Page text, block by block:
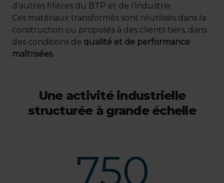
d'autres filières du BTP et de l’industrie.
Ces matériaux transformés sont réutilisés dans la
construction ou proposés à des clients tiers, dans
des conditions de qualité et de performance
maîtrisées.
Une activité industrielle
structurée à grande échelle
750